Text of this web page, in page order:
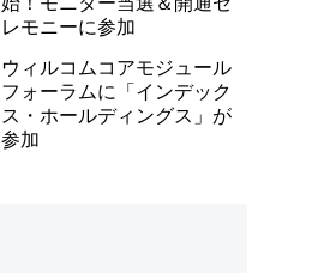
レモニーに参加
ウィルコムコアモジュール
フォーラムに「インデック
ス・ホールディングス」が
参加